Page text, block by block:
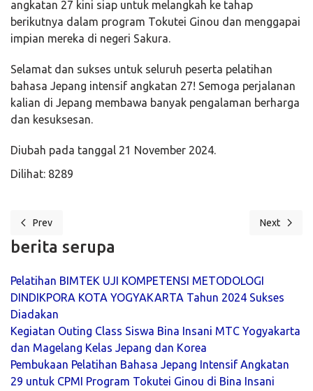
angkatan 27 kini siap untuk melangkah ke tahap
berikutnya dalam program Tokutei Ginou dan menggapai
impian mereka di negeri Sakura.
Selamat dan sukses untuk seluruh peserta pelatihan
bahasa Jepang intensif angkatan 27! Semoga perjalanan
kalian di Jepang membawa banyak pengalaman berharga
dan kesuksesan.
Diubah pada tanggal 21 November 2024.
Dilihat: 8289
Previous article: Sosialisasi Rutin BP3MI di Pelatihan Bahasa Korea
Prev Next article:
Next
berita serupa
Pelatihan BIMTEK UJI KOMPETENSI METODOLOGI
DINDIKPORA KOTA YOGYAKARTA Tahun 2024 Sukses
Diadakan
Kegiatan Outing Class Siswa Bina Insani MTC Yogyakarta
dan Magelang Kelas Jepang dan Korea
Pembukaan Pelatihan Bahasa Jepang Intensif Angkatan
29 untuk CPMI Program Tokutei Ginou di Bina Insani